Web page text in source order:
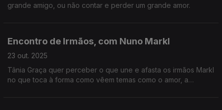
grande amigo, ou não contar e perder um grande amor.
Encontro de Irmãos, com Nuno Markl
23 out. 2025
Tânia Graça quer perceber o que une e afasta os irmãos Markl
no que toca à forma como vêem temas como o amor, a